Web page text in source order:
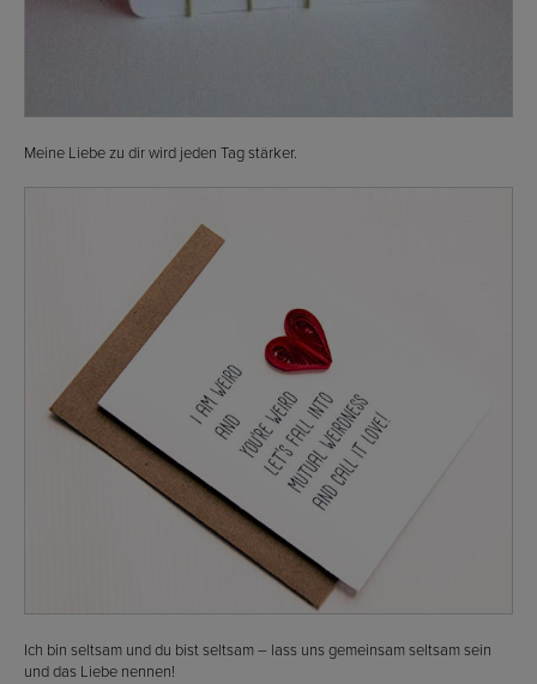
Meine Liebe zu dir wird jeden Tag stärker.
Ich bin seltsam und du bist seltsam – lass uns gemeinsam seltsam sein
und das Liebe nennen!